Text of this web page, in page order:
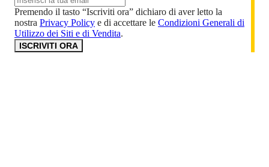
Premendo il tasto “Iscriviti ora” dichiaro di aver letto la
nostra Privacy Policy e di accettare le Condizioni Generali di
Utilizzo dei Siti e di Vendita.
ISCRIVITI ORA